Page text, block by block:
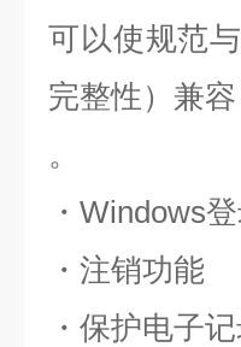
可以使规范
完整性）兼容
。
・Windows
・注销功能
・保护电子